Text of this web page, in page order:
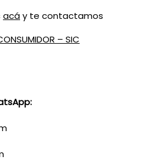
acáy te contactamos
– SIC